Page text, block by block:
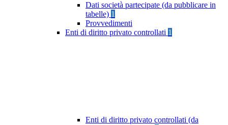
Dati società partecipate (da pubblicare in
tabelle) 1
Provvedimenti
Enti di diritto privato controllati 1
Enti di diritto privato controllati (da